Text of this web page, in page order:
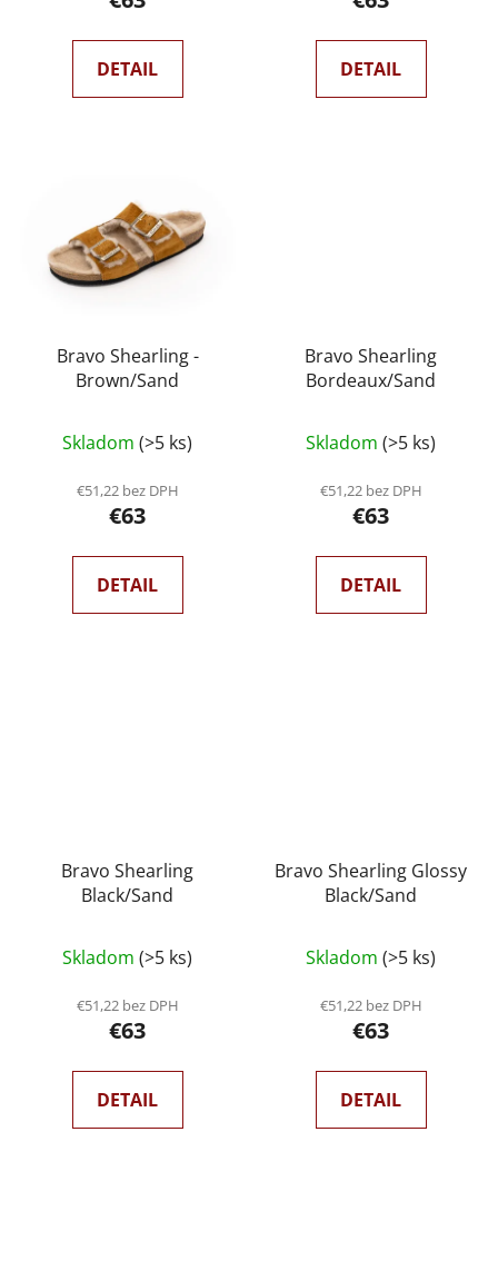
DETAIL DETAIL
Bravo Shearling -
Brown/Sand
Skladom (>5 ks)
€51,22 bez DPH
€63
DETAIL
Bravo Shearling
Bordeaux/Sand
Skladom (>5 ks)
€51,22 bez DPH
€63
DETAIL
Bravo Shearling
Black/Sand
Skladom (>5 ks)
€51,22 bez DPH
€63
DETAIL
Bravo Shearling Glossy
Black/Sand
Skladom (>5 ks)
€51,22 bez DPH
€63
DETAIL